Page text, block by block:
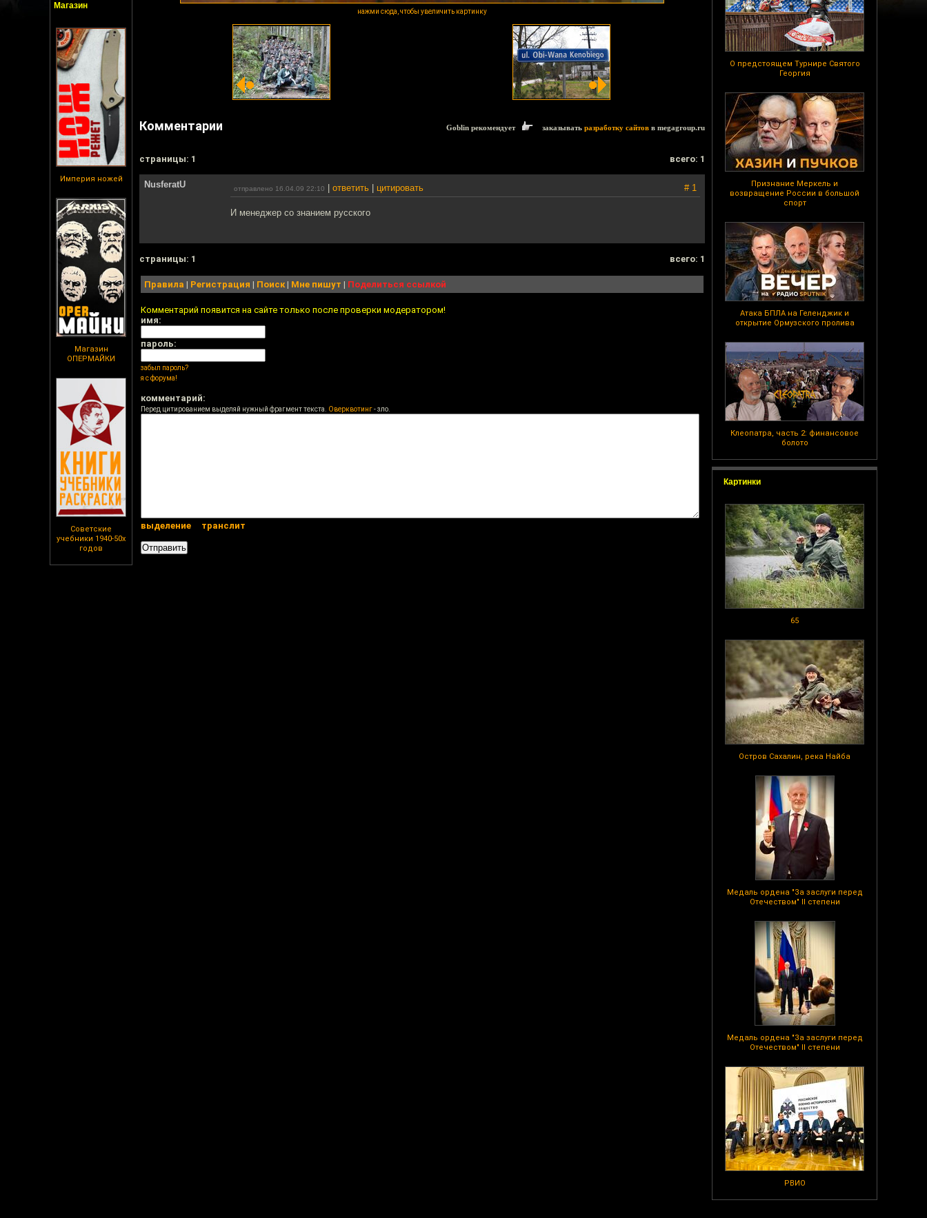
Магазин
Империя ножей
Магазин
ОПЕРМАЙКИ
Советские
учебники 1940-50х
годов
О предстоящем Турнире Святого
Георгия
Признание Меркель и
возвращение России в большой
спорт
Атака БПЛА на Геленджик и
открытие Ормузского пролива
Клеопатра, часть 2: финансовое
болото
Картинки
65
Остров Сахалин, река Найба
Медаль ордена "За заслуги перед
Отечеством" II степени
Медаль ордена "За заслуги перед
Отечеством" II степени
РВИО
нажми сюда, чтобы увеличить картинку
Комментарии Goblin рекомендует заказывать разработку сайтов в megagroup.ru
cтраницы: 1 всего: 1
NusferatU отправлено 16.04.09 22:10 ответить цитировать # 1
И менеджер со знанием русского
cтраницы: 1 всего: 1
Правила | Регистрация | Поиск| Мне пишут | Поделиться ссылкой
Комментарий появится на сайте только после проверки модератором!
имя:
пароль:
забыл пароль?
я с форума!
комментарий:
Перед цитированием выделяй нужный фрагмент текста. Оверквотинг- зло.
выделение транслит